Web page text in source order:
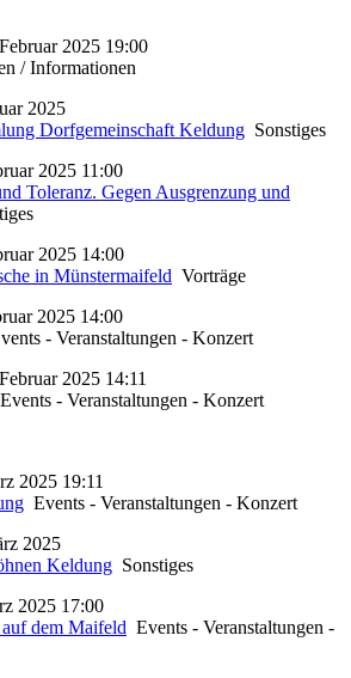
2025 19:00
/ Informationen
2025
Dorfgemeinschaft Keldung Sonstiges
2025 11:00
Toleranz. Gegen Ausgrenzung und
2025 14:00
in Münstermaifeld Vorträge
2025 14:00
- Veranstaltungen - Konzert
2025 14:11
Events - Veranstaltungen - Konzert
2025 19:11
Events - Veranstaltungen - Konzert
2025
Keldung Sonstiges
2025 17:00
dem Maifeld Events - Veranstaltungen -